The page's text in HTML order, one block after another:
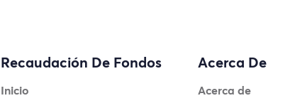
Recaudación De Fondos
Inicio
Acerca De
Acerca de